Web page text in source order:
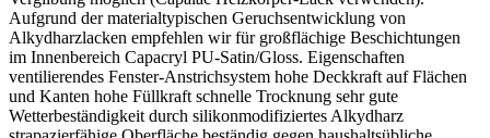
Aufgrund der materialtypischen Geruchs­entwicklung von
Alkydharzlacken empfehlen wir für großflächige Beschichtungen
im Innenbereich Capacryl PU-Satin/Gloss. Eigenschaften
ventilierendes Fenster-Anstrichsystem hohe Deckkraft auf Flächen
und Kanten hohe Füllkraft schnelle Trocknung sehr gute
Wetterbeständigkeit durch silikonmodifiziertes Alkydharz